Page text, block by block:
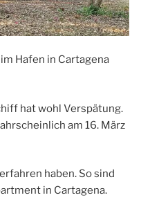
Hafen in Cartagena
hat wohl Verspätung.
am 16. März
haben. So sind
in Cartagena.